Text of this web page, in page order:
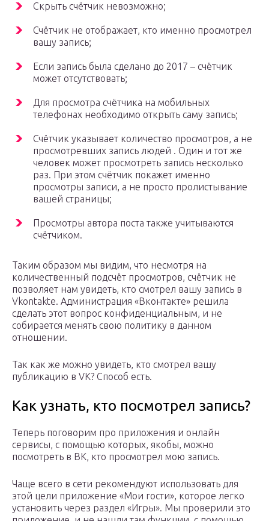
Скрыть счётчик невозможно;
Счётчик не отображает, кто именно просмотрел
вашу запись;
Если запись была сделано до 2017 – счётчик
может отсутствовать;
Для просмотра счётчика на мобильных
телефонах необходимо открыть саму запись;
Счётчик указывает количество просмотров, а не
просмотревших запись людей . Один и тот же
человек может просмотреть запись несколько
раз. При этом счётчик покажет именно
просмотры записи, а не просто пролистывание
вашей страницы;
Просмотры автора поста также учитываются
счётчиком.
Таким образом мы видим, что несмотря на
количественный подсчёт просмотров, счётчик не
позволяет нам увидеть, кто смотрел вашу запись в
Vkontakte. Администрация «Вконтакте» решила
сделать этот вопрос конфиденциальным, и не
собирается менять свою политику в данном
отношении.
Так как же можно увидеть, кто смотрел вашу
публикацию в VK? Способ есть.
Как узнать, кто посмотрел запись?
Теперь поговорим про приложения и онлайн
сервисы, с помощью которых, якобы, можно
посмотреть в ВК, кто просмотрел мою запись.
Чаще всего в сети рекомендуют использовать для
этой цели приложение «Мои гости», которое легко
установить через раздел «Игры». Мы проверили это